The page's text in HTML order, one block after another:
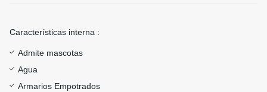
Características interna :
Admite mascotas
Agua
Armarios Empotrados